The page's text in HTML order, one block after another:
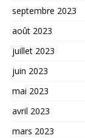
septembre 2023
août 2023
juillet 2023
juin 2023
mai 2023
avril 2023
mars 2023